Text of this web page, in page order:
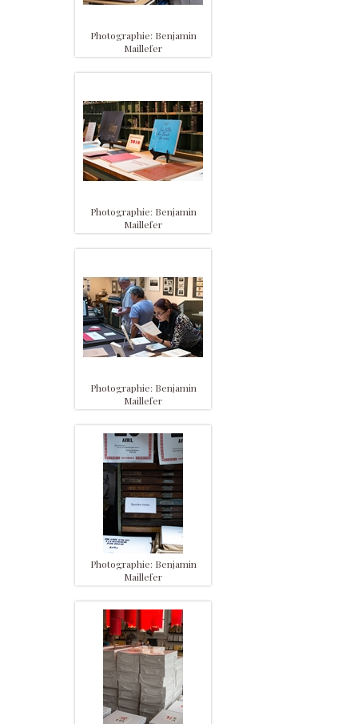
Photographie: Benjamin
Maillefer
Photographie: Benjamin
Maillefer
Photographie: Benjamin
Maillefer
Photographie: Benjamin
Maillefer